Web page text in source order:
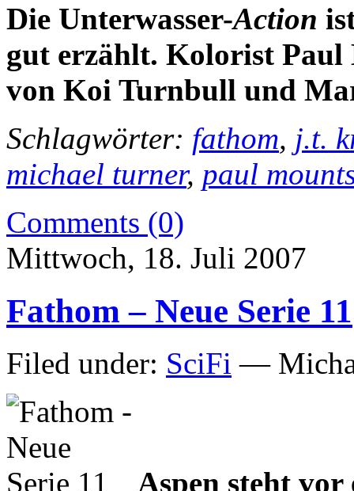
Die Unterwasser-Action
gut erzählt. Kolorist
von Koi Turnbull und
Schlagwörter: fathom, j.t.
michael turner, paul
Comments (0)
Mittwoch, 18. Juli 2007
Fathom – Neue Serie 11
Filed under: SciFi —
Aspen steht vor